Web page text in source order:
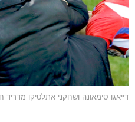
דייאגו סימאונה ושחקני אתלטיקו מדריד